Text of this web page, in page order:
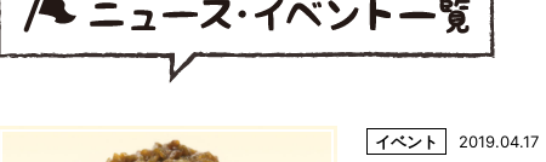
イベント 2019.04.17